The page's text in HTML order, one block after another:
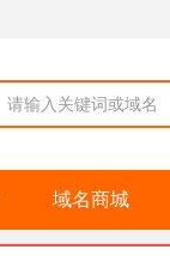
请输入关键词或域名
域名商城